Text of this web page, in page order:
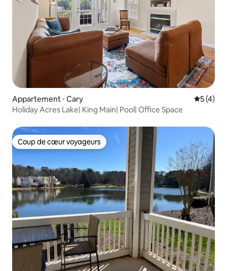
Appartement ⋅ Cary
5 (4)
Holiday Acres Lake| King Main| Pool| Office Space
Coup de cœur voyageurs
Coup de cœur voyageurs